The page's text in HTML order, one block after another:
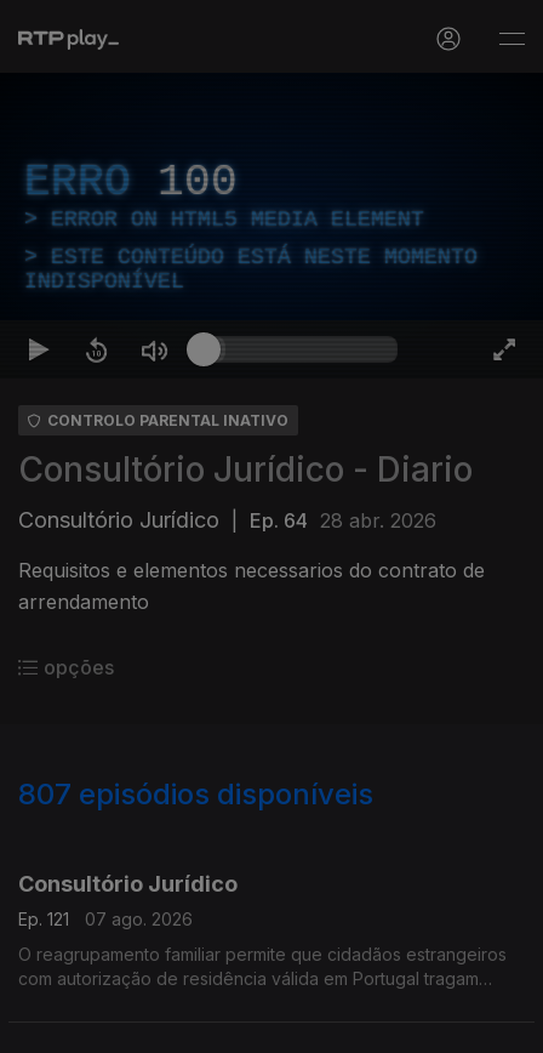
ERRO 100
ERROR ON HTML5 MEDIA ELEMENT
ESTE CONTEÚDO ESTÁ NESTE MOMENTO
INDISPONÍVEL
CONTROLO PARENTAL INATIVO
Consultório Jurídico - Diario
Consultório Jurídico Ep. 64 28 abr. 2026
Requisitos e elementos necessarios do contrato de
arrendamento
opções
807 episódios disponíveis
Consultório Jurídico
Ep. 121
07 ago. 2026
O reagrupamento familiar permite que cidadãos estrangeiros
com autorização de residência válida em Portugal tragam